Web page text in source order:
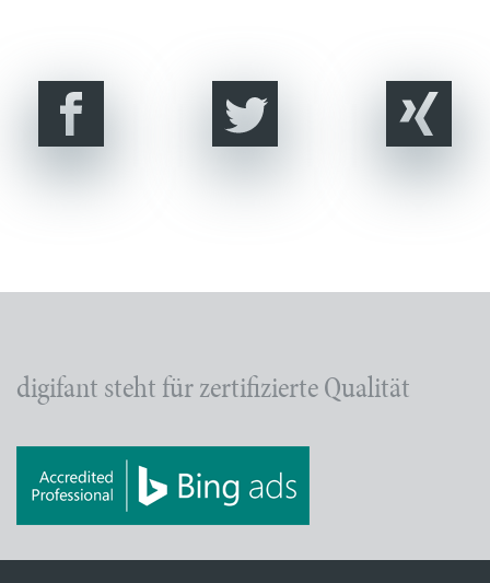
digifant steht für zertifizierte Qualität